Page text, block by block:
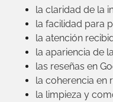
la claridad de la
la facilidad para
la atención
la apariencia de
las reseñas en
la coherencia en
la limpieza y